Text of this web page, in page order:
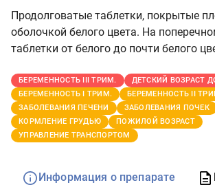
Продолговатые таблетки, покрытые
оболочкой белого цвета. На
таблетки от белого до почти белого
БЕРЕМЕННОСТЬ III ТРИМ.
ДЕТСКИЙ ВОЗРАСТ
БЕРЕМЕННОСТЬ I ТРИМ.
БЕРЕМЕННОСТЬ II
ЗАБОЛЕВАНИЯ ПЕЧЕНИ
ЗАБОЛЕВАНИЯ ПОЧЕК
КОРМЛЕНИЕ ГРУДЬЮ
ПОЖИЛОЙ ВОЗРАСТ
УПРАВЛЕНИЕ ТРАНСПОРТОМ
Информация о препарате